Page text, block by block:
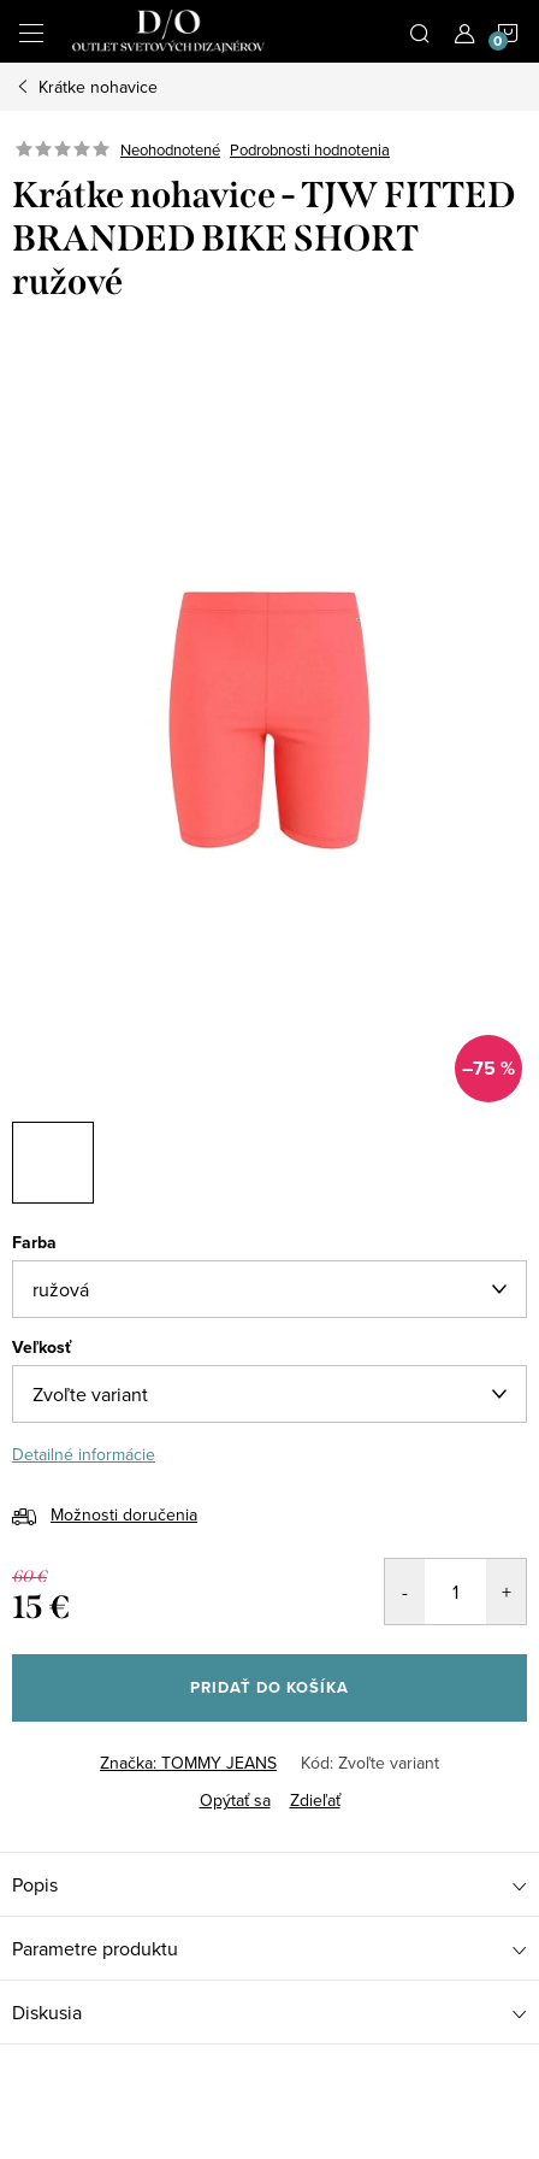
obsah
Krátke nohavice
Neohodnotené Podrobnosti hodnotenia
Krátke nohavice - TJW FITTED
BRANDED BIKE SHORT
ružové
–75 %
Farba
Veľkosť
Detailné informácie
Možnosti doručenia
60 €
15 €
cena:
PRIDAŤ DO KOŠÍKA
Značka: TOMMY JEANS Kód: Zvoľte variant
Opýtať sa
Zdieľať
Popis
Parametre produktu
Diskusia